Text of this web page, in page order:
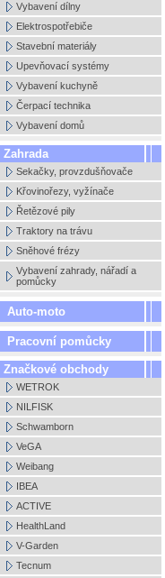
Vybavení dílny
Elektrospotřebiče
Stavební materiály
Upevňovací systémy
Vybavení kuchyně
Čerpací technika
Vybavení domů
Zahrada
Sekačky, provzdušňovače
Křovinořezy, vyžínače
Řetězové pily
Traktory na trávu
Sněhové frézy
Vybavení zahrady, nářadí a
pomůcky
Auto-moto
Pracovní pomůcky
Značkové obchody
WETROK
NILFISK
Schwamborn
VeGA
Weibang
IBEA
ACTIVE
HealthLand
V-Garden
Tecnum